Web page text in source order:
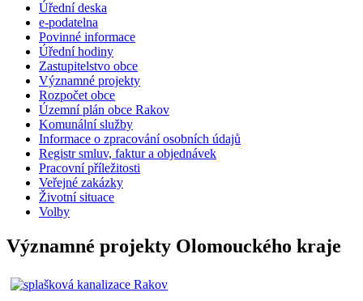
Úřední deska
e-podatelna
Povinné informace
Úřední hodiny
Zastupitelstvo obce
Významné projekty
Rozpočet obce
Územní plán obce Rakov
Komunální služby
Informace o zpracování osobních údajů
Registr smluv, faktur a objednávek
Pracovní příležitosti
Veřejné zakázky
Životní situace
Volby
Významné projekty Olomouckého kraje